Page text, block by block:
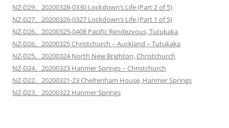
NZ-D29。20200328-0330 Lockdown’s Life (Part 2 of 5)
NZ-D27。20200326-0327 Lockdown’s Life (Part 1 of 5)
NZ-D26。20200325-0408 Pacific Rendezvous, Tutukaka
NZ-D26。20200325 Christchurch – Auckland – Tutukaka
NZ-D25。20200324 North New Brighton, Christchurch
NZ-D24。20200323 Hanmer Springs – Christchurch
NZ-D22。20200321-23 Cheltenham House, Hanmer Springs
NZ-D23。20200322 Hanmer Springs